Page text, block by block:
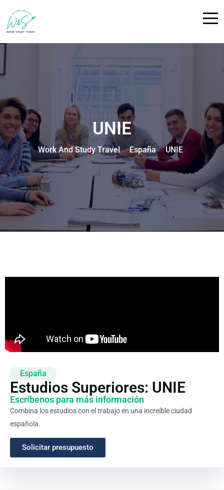
UNIE
Work And Study Travel >España >UNIE
España
Estudios Superiores: UNIE
Escríbenos para más información
Combina los estudios con el trabajo en una increíble ciudad
española.
Solicitar presupuesto